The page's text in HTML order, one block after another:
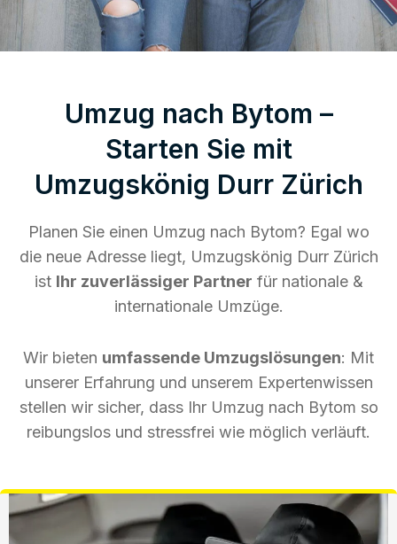
Umzug nach Bytom –
Starten Sie mit
Umzugskönig Durr Zürich
Planen Sie einen Umzug nach Bytom? Egal wo
die neue Adresse liegt, Umzugskönig Durr Zürich
ist Ihr zuverlässiger Partner für nationale &
internationale Umzüge.
Wir bieten umfassende Umzugslösungen: Mit
unserer Erfahrung und unserem Expertenwissen
stellen wir sicher, dass Ihr Umzug nach Bytom so
reibungslos und stressfrei wie möglich verläuft.